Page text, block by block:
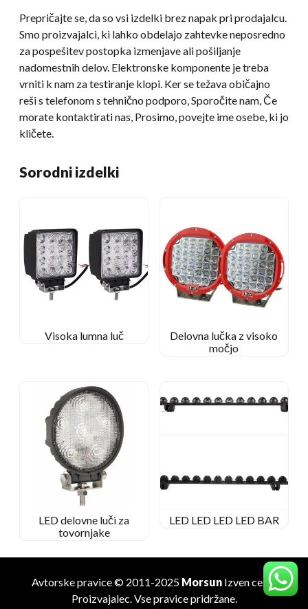
Prepričajte se, da so vsi izdelki brez napak pri prodajalcu.
Smo proizvajalci, ki lahko obdelajo zahtevke neposredno
za pospešitev postopka izmenjave ali pošiljanje
nadomestnih delov. Elektronske komponente je treba
vrniti k nam za testiranje klopi. Ker se težava običajno
reši s telefonom s tehnično podporo, Sporočite nam, Če
morate kontaktirati nas, Prosimo, povejte ime osebe, ki jo
kličete.
Sorodni izdelki
Visoka lumna luč
Delovna lučka z visoko
močjo
LED delovne luči za
tovornjake
LED LED LED LED BAR
Avtorske pravice © 2011-2025 MorsunIzven ceste
Proizvajalec. Vse pravice pridržane.